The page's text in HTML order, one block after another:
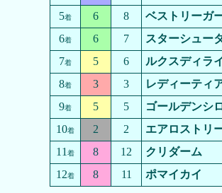
5着 6 8
ベストリーガ
6着 6 7
スターシュー
7着 5 6
ルクスディラ
8着 3 3
レディーティ
9着 5 5
ゴールデンシ
10着 2 2
エアロストリ
11 着 8 12
クリダーム
12着 8 11 ポマイカイ